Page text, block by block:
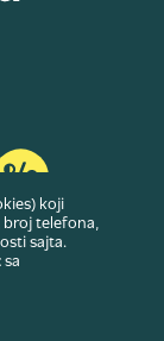
Dubes doo
koji
broj telefona,
sajta.
sa